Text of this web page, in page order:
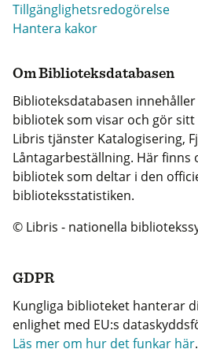
Tillgänglighetsredogörelse
Hantera kakor
Om Biblioteksdatabasen
Biblioteksdatabasen
bibliotek som visar och gör
Libris tjänster Katalogisering,
Låntagarbeställning. Här finns
bibliotek som deltar i den
biblioteksstatistiken.
© Libris - nationella
GDPR
Kungliga biblioteket hanterar
enlighet med EU:s
Läs mer om hur det funkar här.